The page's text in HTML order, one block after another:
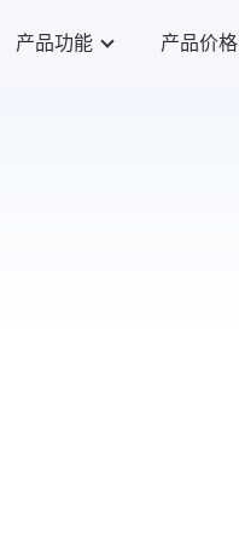
产品功能 产品价格